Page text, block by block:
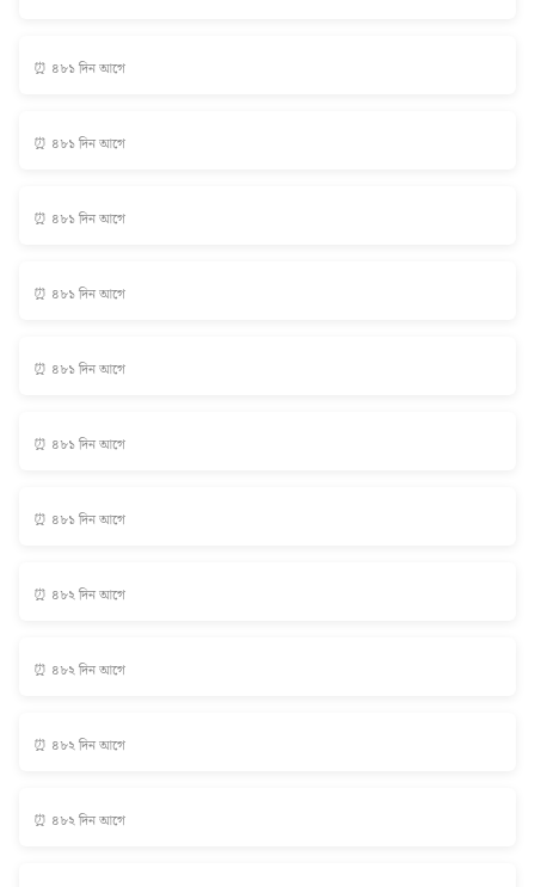
⏰ ৪৮১ দিন আগে
⏰ ৪৮১ দিন আগে
⏰ ৪৮১ দিন আগে
⏰ ৪৮১ দিন আগে
⏰ ৪৮১ দিন আগে
⏰ ৪৮১ দিন আগে
⏰ ৪৮১ দিন আগে
⏰ ৪৮২ দিন আগে
⏰ ৪৮২ দিন আগে
⏰ ৪৮২ দিন আগে
⏰ ৪৮২ দিন আগে